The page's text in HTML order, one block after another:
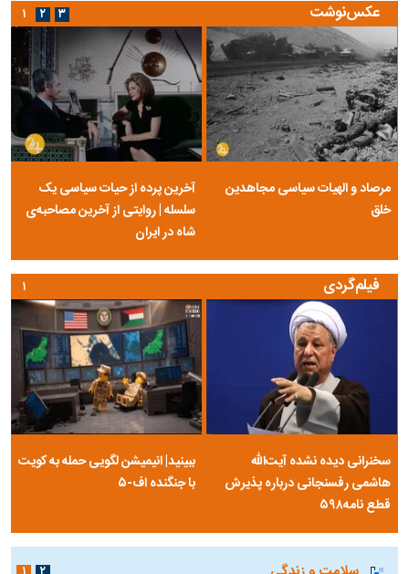
عکس‌نوشت
مرصاد و الهیات سیاسی مجاهدین
خلق
آخرین پرده از حیات سیاسی یک
سلسله | روایتی از آخرین مصاحبه‌ی
شاه در ایران
۱ ۲ ۳
فیلم‌گردی
سخنرانی دیده نشده آیت‌الله
هاشمی رفسنجانی درباره پذیرش
قطع نامه۵۹۸
ببینید| انیمیشن لگویی حمله به کویت
با جنگنده اف-۵
۱